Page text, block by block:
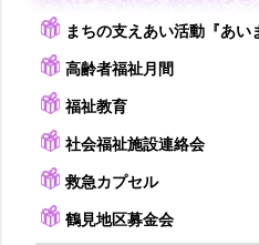
まちの支えあい活動『あい
高齢者福祉月間
福祉教育
社会福祉施設連絡会
救急カプセル
鶴見地区募金会